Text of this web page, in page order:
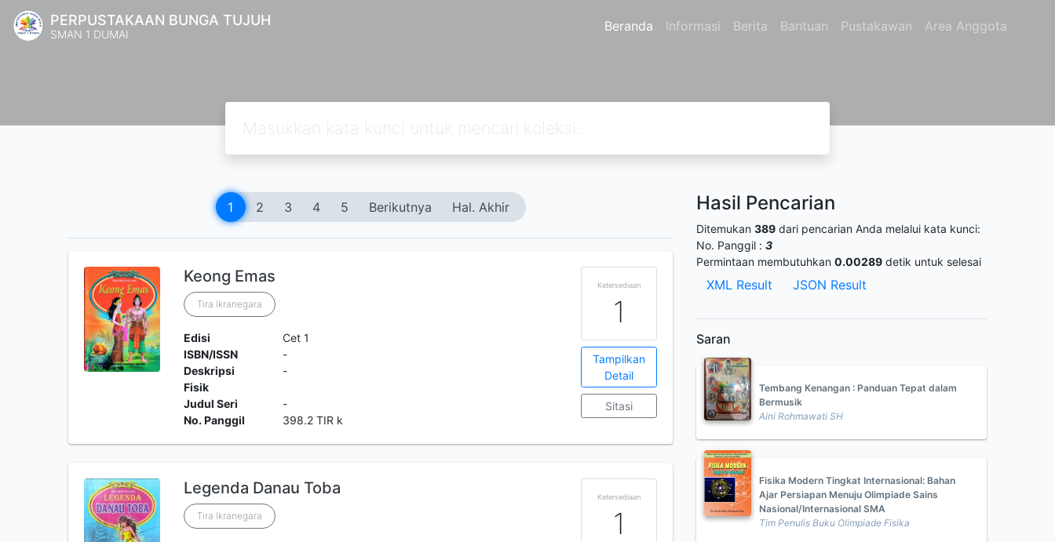
PERPUSTAKAAN BUNGA TUJUH
SMAN 1 DUMAI Beranda Informasi Berita Bantuan Pustakawan Area Anggota
1 2 3 4 5 Berikutnya Hal. Akhir
Keong Emas
Tira Ikranegara
Edisi
Cet 1
ISBN/ISSN
-
Deskripsi
Fisik
-
Judul Seri
-
No. Panggil
398.2 TIR k
Ketersediaan
1
Tampilkan
Detail
Sitasi
Legenda Danau Toba
Tira Ikranegara
Ketersediaan
1
Hasil Pencarian
Ditemukan 389 dari pencarian Anda melalui kata kunci:
No. Panggil : 3
Permintaan membutuhkan 0.00289 detik untuk selesai
XML Result JSON Result
Saran
Tembang Kenangan : Panduan Tepat dalam
Bermusik
Aini Rohmawati SH
Fisika Modern Tingkat Internasional: Bahan
Ajar Persiapan Menuju Olimpiade Sains
Nasional/Internasional SMA
Tim Penulis Buku Olimpiade Fisika